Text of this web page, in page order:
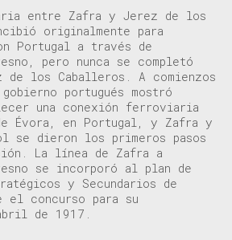
entre Zafra y Jerez de los
originalmente para
Portugal a través de
pero nunca se completó
de los Caballeros
A comienzos
portugués mostró
una conexión ferroviaria
Évora, en Portugal, y Zafra y
se dieron los primeros pasos
L a línea de Zafra a
se incorporó al plan de
y Secundarios de
el concurso para su
de 1917.